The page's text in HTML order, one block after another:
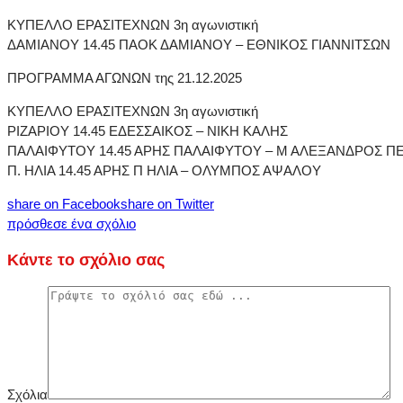
ΚΥΠΕΛΛΟ ΕΡΑΣΙΤΕΧΝΩΝ 3η αγωνιστική
ΔΑΜΙΑΝΟΥ 14.45 ΠΑΟΚ ΔΑΜΙΑΝΟΥ – ΕΘΝΙΚΟΣ ΓΙΑΝΝΙΤΣΩΝ
ΠΡΟΓΡΑΜΜΑ ΑΓΩΝΩΝ της 21.12.2025
ΚΥΠΕΛΛΟ ΕΡΑΣΙΤΕΧΝΩΝ 3η αγωνιστική
ΡΙΖΑΡΙΟΥ 14.45 ΕΔΕΣΣΑΙΚΟΣ – ΝΙΚΗ ΚΑΛΗΣ
ΠΑΛΑΙΦΥΤΟΥ 14.45 ΑΡΗΣ ΠΑΛΑΙΦΥΤΟΥ – Μ ΑΛΕΞΑΝΔΡΟΣ
Π. ΗΛΙΑ 14.45 ΑΡΗΣ Π ΗΛΙΑ – ΟΛΥΜΠΟΣ ΑΨΑΛΟΥ
share on Facebookshare on Twitter
πρόσθεσε ένα σχόλιο
Κάντε το σχόλιο σας
Σχόλια